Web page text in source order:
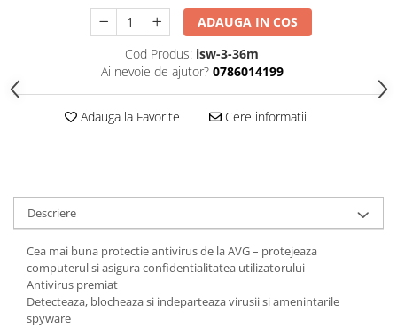
ADAUGA IN COS
Cod Produs: isw-3-36m
Ai nevoie de ajutor? 0786014199
Adauga la Favorite Cere informatii
Descriere
Cea mai buna protectie antivirus de la AVG – protejeaza
computerul si asigura confidentialitatea utilizatorului
Antivirus premiat
Detecteaza, blocheaza si indeparteaza virusii si amenintarile
spyware